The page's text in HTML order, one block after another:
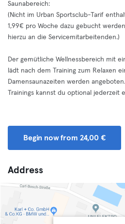
Saunabereich:
(Nicht im Urban Sportsclub-Tarif
1,99€ pro Woche dazu gebucht
hierzu an die Servicemitarbeitenden.)
Der gemütliche Wellnessbereich mit
lädt nach dem Training zum Relaxen
Damensaunazeiten werden
Trainings kannst du optional jederzeit
Begin now from 24,00 €
Address